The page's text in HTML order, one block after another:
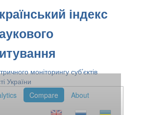
індекс
моніторингу суб’єктів
України
Compare About